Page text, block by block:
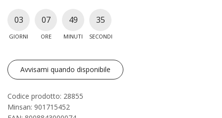
03
GIORNI
07
ORE
49
MINUTI
34
SECONDI
Avvisami quando disponibile
Codice prodotto: 28855
Minsan: 901715452